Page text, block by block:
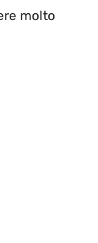
molto